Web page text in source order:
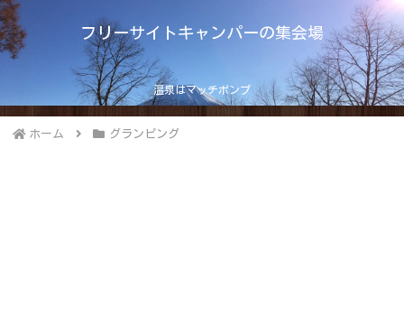
フリーサイトキャンパーの集会場
温泉はマッチポンプ
ホーム グランピング